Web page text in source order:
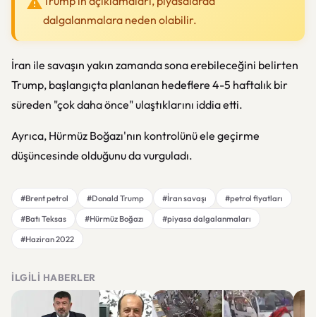
dalgalanmalara neden olabilir.
İran ile savaşın yakın zamanda sona erebileceğini belirten
Trump, başlangıçta planlanan hedeflere 4-5 haftalık bir
süreden "çok daha önce" ulaştıklarını iddia etti.
Ayrıca, Hürmüz Boğazı'nın kontrolünü ele geçirme
düşüncesinde olduğunu da vurguladı.
#Brent petrol #Donald Trump #İran savaşı
#petrol fiyatları
#Batı Teksas
#Hürmüz Boğazı
#piyasa dalgalanmaları
#Haziran 2022
İLGILI HABERLER